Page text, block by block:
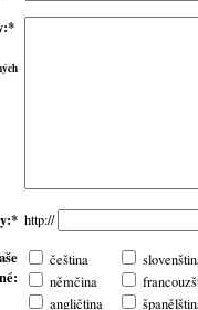
http://
čeština
němčina
angličtina